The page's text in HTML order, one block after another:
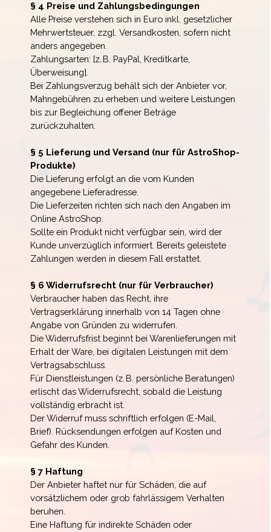
§ 4 Preise und Zahlungsbedingungen
Alle Preise verstehen sich in Euro inkl. gesetzlicher
Mehrwertsteuer, zzgl. Versandkosten, sofern nicht
anders angegeben.
Zahlungsarten: [z. B. PayPal, Kreditkarte,
Überweisung].
Bei Zahlungsverzug behält sich der Anbieter vor,
Mahngebühren zu erheben und weitere Leistungen
bis zur Begleichung offener Beträge
zurückzuhalten.
§ 5 Lieferung und Versand (nur für AstroShop-
Produkte)
Die Lieferung erfolgt an die vom Kunden
angegebene Lieferadresse.
Die Lieferzeiten richten sich nach den Angaben im
Online AstroShop.
Sollte ein Produkt nicht verfügbar sein, wird der
Kunde unverzüglich informiert. Bereits geleistete
Zahlungen werden in diesem Fall erstattet.
§ 6 Widerrufsrecht (nur für Verbraucher)
Verbraucher haben das Recht, ihre
Vertragserklärung innerhalb von 14 Tagen ohne
Angabe von Gründen zu widerrufen.
Die Widerrufsfrist beginnt bei Warenlieferungen mit
Erhalt der Ware, bei digitalen Leistungen mit dem
Vertragsabschluss.
Für Dienstleistungen (z. B. persönliche Beratungen)
erlischt das Widerrufsrecht, sobald die Leistung
vollständig erbracht ist.
Der Widerruf muss schriftlich erfolgen (E-Mail,
Brief). Rücksendungen erfolgen auf Kosten und
Gefahr des Kunden.
§ 7 Haftung
Der Anbieter haftet nur für Schäden, die auf
vorsätzlichem oder grob fahrlässigem Verhalten
beruhen.
Eine Haftung für indirekte Schäden oder